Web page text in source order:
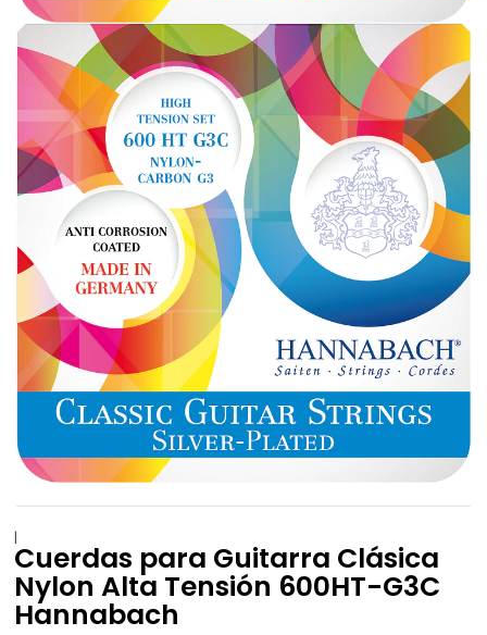
|
Cuerdas para Guitarra Clásica
Nylon Alta Tensión 600HT-G3C
Hannabach